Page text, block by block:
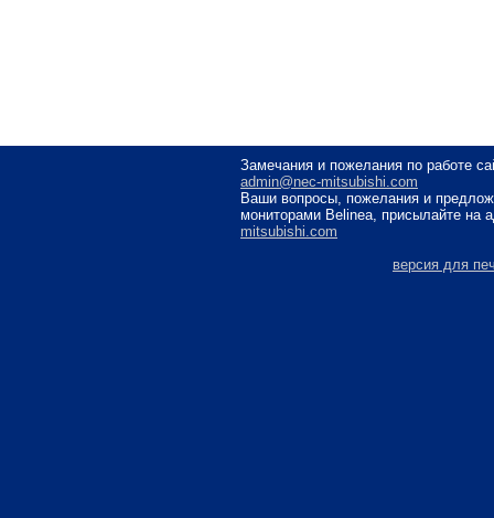
Замечания и пожелания по работе
admin@nec-mitsubishi.com
Ваши вопросы, пожелания и
мониторами Belinea, присылайте на
mitsubishi.com
версия для